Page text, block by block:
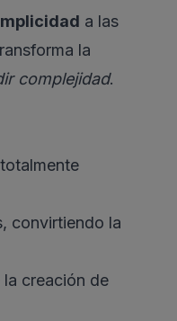
a las
la
complejidad.
convirtiendo la
creación de